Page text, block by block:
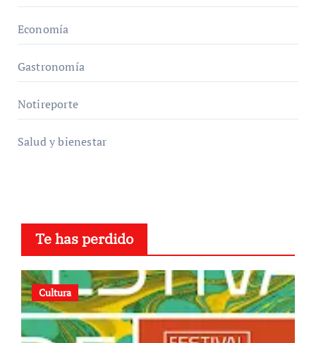
Economía
Gastronomía
Notireporte
Salud y bienestar
Te has perdido
Cultura